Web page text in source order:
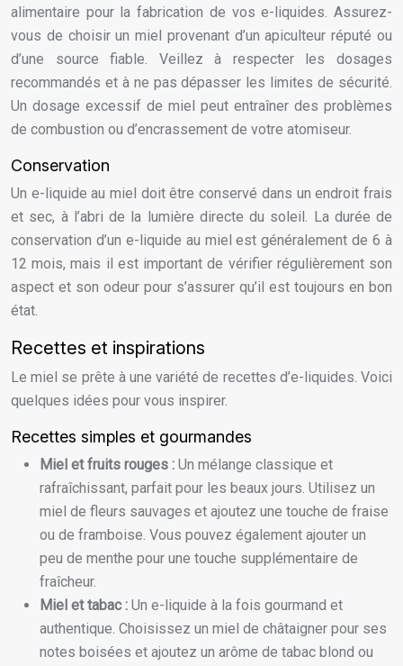
alimentaire pour la fabrication de vos e-liquides. Assurez-
vous de choisir un miel provenant d’un apiculteur réputé ou
d’une source fiable. Veillez à respecter les dosages
recommandés et à ne pas dépasser les limites de sécurité.
Un dosage excessif de miel peut entraîner des problèmes
de combustion ou d’encrassement de votre atomiseur.
Conservation
Un e-liquide au miel doit être conservé dans un endroit frais
et sec, à l’abri de la lumière directe du soleil. La durée de
conservation d’un e-liquide au miel est généralement de 6 à
12 mois, mais il est important de vérifier régulièrement son
aspect et son odeur pour s’assurer qu’il est toujours en bon
état.
Recettes et inspirations
Le miel se prête à une variété de recettes d’e-liquides. Voici
quelques idées pour vous inspirer.
Recettes simples et gourmandes
Miel et fruits rouges : Un mélange classique et
rafraîchissant, parfait pour les beaux jours. Utilisez un
miel de fleurs sauvages et ajoutez une touche de fraise
ou de framboise. Vous pouvez également ajouter un
peu de menthe pour une touche supplémentaire de
fraîcheur.
Miel et tabac : Un e-liquide à la fois gourmand et
authentique. Choisissez un miel de châtaigner pour ses
notes boisées et ajoutez un arôme de tabac blond ou